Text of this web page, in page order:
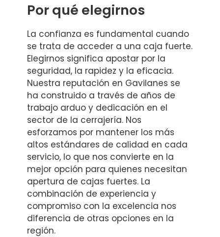
Por qué elegirnos
La confianza es fundamental cuando
se trata de acceder a una caja fuerte.
Elegirnos significa apostar por la
seguridad, la rapidez y la eficacia.
Nuestra reputación en Gavilanes se
ha construido a través de años de
trabajo arduo y dedicación en el
sector de la cerrajería. Nos
esforzamos por mantener los más
altos estándares de calidad en cada
servicio, lo que nos convierte en la
mejor opción para quienes necesitan
apertura de cajas fuertes. La
combinación de experiencia y
compromiso con la excelencia nos
diferencia de otras opciones en la
región.